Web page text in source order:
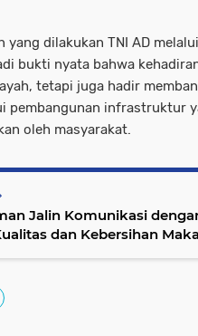
yang dilakukan TNI AD
bukti nyata bahwa
tetapi juga hadir
pembangunan infrastruktur
oleh masyarakat.
Jalin Komunikasi
dan Kebersihan